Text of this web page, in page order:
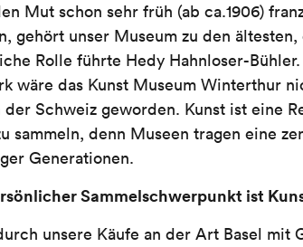
Mut schon sehr früh (ab ca.1906)
gehört unser Museum zu den
Rolle führte Hedy Hahnloser-
wäre das Kunst Museum Winterthur
der Schweiz geworden. Kunst ist eine
sammeln, denn Museen tragen eine
Generationen.
Sammelschwerpunkt ist
unsere Käufe an der Art Basel mit